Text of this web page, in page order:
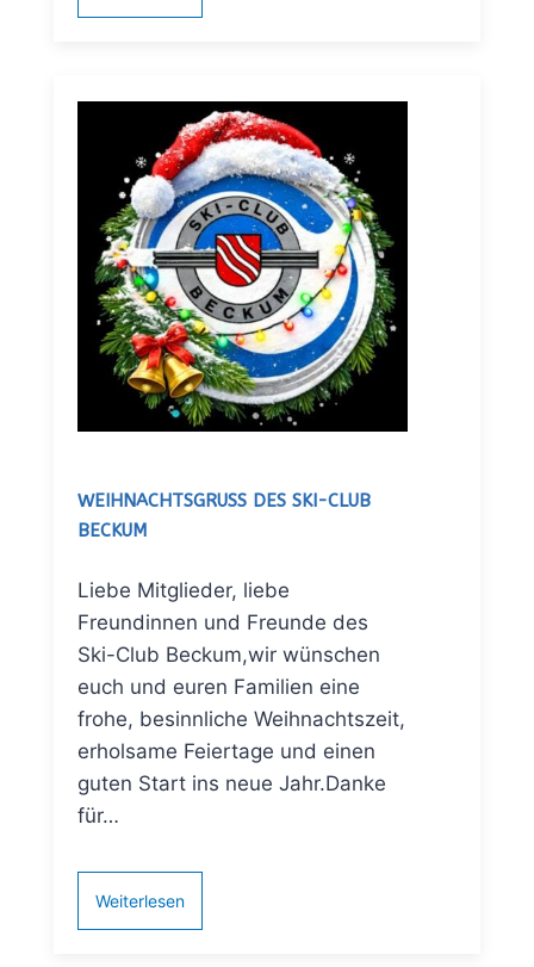
WEIHNACHTSGRUSS DES SKI-CLUB B
ECKUM
Liebe Mitglieder, liebe
Freundinnen und Freunde des
Ski-Club Beckum,wir wünschen
euch und euren Familien eine
frohe, besinnliche Weihnachtszeit,
erholsame Feiertage und einen
guten Start ins neue Jahr.Danke
für…
Weiterlesen